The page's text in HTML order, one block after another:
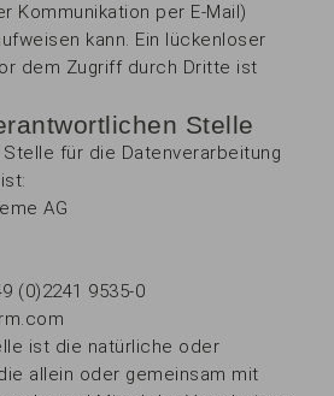
Kommunikation per E-Mail)
kann. Ein lückenloser
dem Zugriff durch Dritte ist
Stelle
für die Datenverarbeitung
AG
(0)2241 9535-0
ist die natürliche oder
allein oder gemeinsam mit